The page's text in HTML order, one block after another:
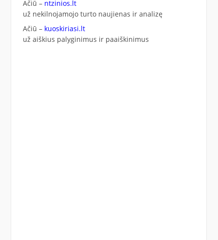
Ačiū – ntzinios.lt
už nekilnojamojo turto naujienas ir analizę
Ačiū – kuoskiriasi.lt
už aiškius palyginimus ir paaiškinimus